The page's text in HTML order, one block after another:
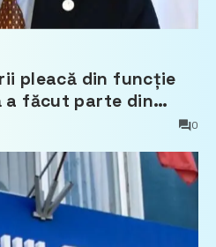
pleacă din funcție
a făcut parte din
0